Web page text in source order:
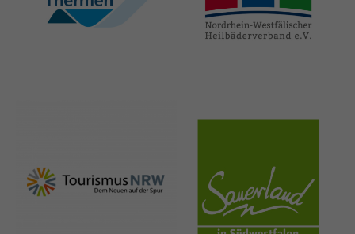
thermen.de
heilbaeder.de
nrw-
tourismus.de
sauerland.co
m